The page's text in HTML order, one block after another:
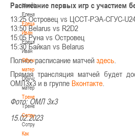
Швайбович
Елена
Едешко
Иван
Едешко
Иван
Обучающие
материалы
Обучающие
материалы
Тренерам
Тренерам
Сотрудничество
Сотрудничество
Как
Расписание первых игр с участием
13:25 Островец vs ЦССТ-РЭА-СГУС-
13:50 Belarus vs R2D2
15:05 Руна vs Островец
15:30 Байкал vs Belarus
Полное расписание матчей здесь
Прямая трансляция матчей будет
ОМЛ3х3 и в группе Вконтакте
Фото: ОМЛ 3х3
15.02.2023